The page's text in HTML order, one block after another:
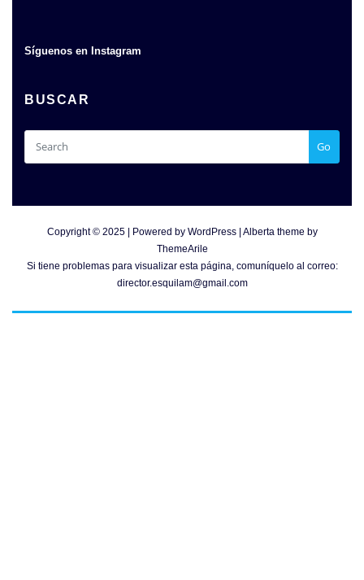
Síguenos en Instagram
BUSCAR
Go
Copyright © 2025 | Powered by WordPress
Alberta theme by
ThemeArile
Si tiene problemas para visualizar esta página, comuníquelo al correo:
director.esquilam@gmail.com